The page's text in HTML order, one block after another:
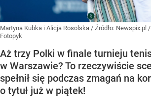
Martyna Kubka i Alicja Rosolska / Źródło: Newspix.pl /
Fotopyk
Aż trzy Polki w finale turnieju
w Warszawie? To rzeczywiście
spełnił się podczas zmagań na
o tytuł już w piątek!